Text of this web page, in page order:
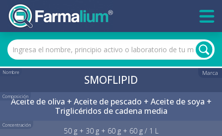
Nombre Marca
SMOFLIPID
Composición
Aceite de oliva + Aceite de pescado + Aceite de soya +
Triglicéridos de cadena media
Concentración
50 g + 30 g + 60 g + 60 g / 1 L